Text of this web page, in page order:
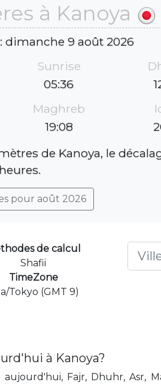
à Kanoya
dimanche 9 août 2026
Sunrise
05:36
Maghreb
19:08
de Kanoya, le
pour août 2026
de calcul
Shafii
TimeZone
Tokyo (GMT 9)
à Kanoya?
aujourd'hui, Fajr, Dhuhr, Asr,